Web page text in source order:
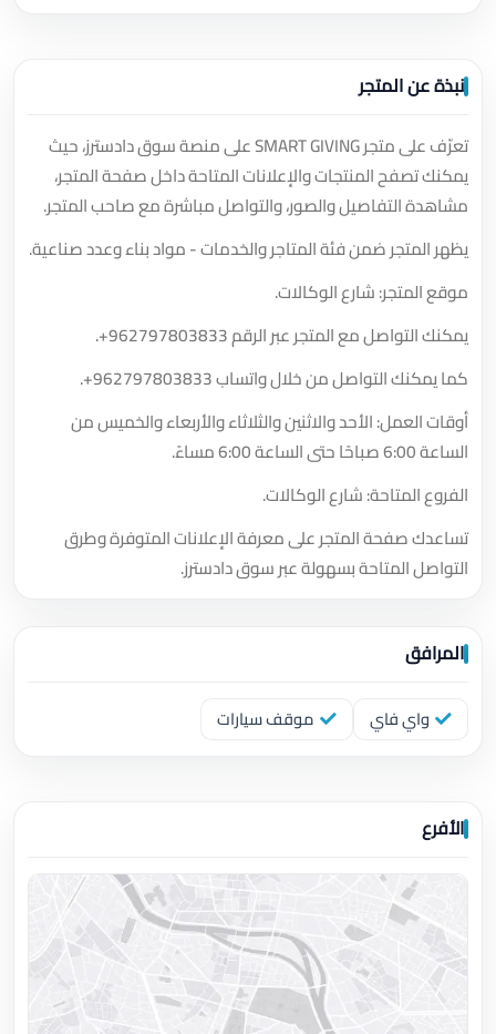
نبذة عن المتجر
تعرّف على متجر SMART GIVING على منصة سوق دادسترز، حيث
يمكنك تصفح المنتجات والإعلانات المتاحة داخل صفحة المتجر،
مشاهدة التفاصيل والصور، والتواصل مباشرة مع صاحب المتجر.
يظهر المتجر ضمن فئة المتاجر والخدمات - مواد بناء وعدد صناعية.
موقع المتجر: شارع الوكالات.
يمكنك التواصل مع المتجر عبر الرقم+962797803833
.
كما يمكنك التواصل من خلال واتساب+962797803833
.
أوقات العمل: الأحد والاثنين والثلاثاء والأربعاء والخميس من
الساعة 6:00 صباحًا حتى الساعة 6:00 مساءً.
الفروع المتاحة: شارع الوكالات.
تساعدك صفحة المتجر على معرفة الإعلانات المتوفرة وطرق
التواصل المتاحة بسهولة عبر سوق دادسترز.
المرافق
واي فاي موقف سيارات
الأفرع